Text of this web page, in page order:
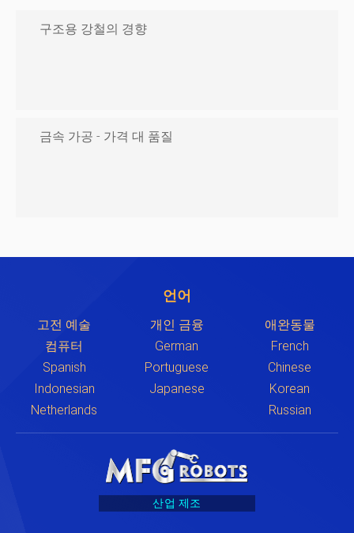
구조용 강철의 경향
금속 가공 - 가격 대 품질
언어
고전 예술 개인 금융
애완동물
컴퓨터
German
French
Spanish
Portuguese
Chinese
Indonesian
Japanese
Korean
Netherlands
Russian
산업 제조